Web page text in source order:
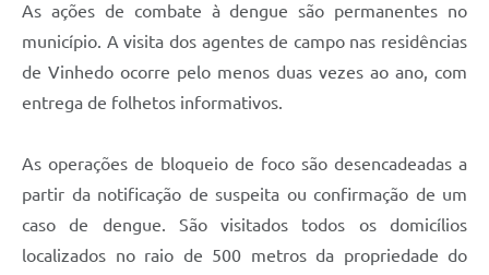
As ações de combate à dengue são permanentes no
município. A visita dos agentes de campo nas residências
de Vinhedo ocorre pelo menos duas vezes ao ano, com
entrega de folhetos informativos.
As operações de bloqueio de foco são desencadeadas a
partir da notificação de suspeita ou confirmação de um
caso de dengue. São visitados todos os domicílios
localizados no raio de 500 metros da propriedade do